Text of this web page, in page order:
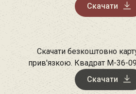
Скачати
Скачати безкоштовно
прив'язкою. Квадрат М-36-
Скачати